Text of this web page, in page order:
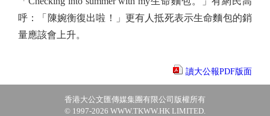
呼：「陳婉衡復出啦！」更有人抵死表示生命麵包的銷
量應該會上升。
讀大公報PDF版面
香港大公文匯傳媒集團有限公司版權所有
© 1997-2026 WWW.TKWW.HK LIMITED.